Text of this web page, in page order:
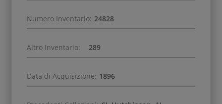
Numero Inventario: 24828
Altro Inventario: 289
Data di Acquisizione: 1896